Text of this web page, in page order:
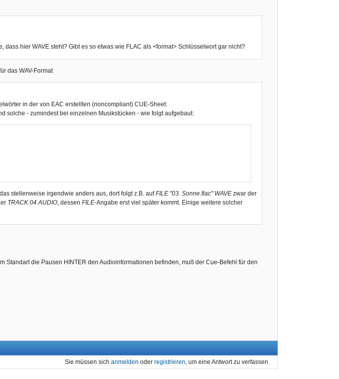
dass hier WAVE steht? Gibt es so etwas wie FLAC als <format> Schlüsselwort gar nicht?
das WAV-Format
in der von EAC erstellten (noncompliant) CUE-Sheet:
solche - zumindest bei einzelnen Musikstücken - wie folgt aufgebaut:
stellenweise irgendwie anders aus, dort folgt z.B. aufFILE "03. Sonne.flac" WAVE zwar der
TRACK 04 AUDIO, dessen FILE-Angabe erst viel später kommt. Einige weitere solcher
Standart die Pausen HINTER den Audioinformationen befinden, muß der Cue-Befehl für den
Sie müssen sich anmelden oder registrieren , um eine Antwort zu verfassen